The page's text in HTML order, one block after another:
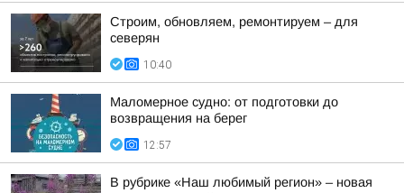
Строим, обновляем, ремонтируем – для
северян
10:40
Маломерное судно: от подготовки до
возвращения на берег
12:57
В рубрике «Наш любимый регион» – новая